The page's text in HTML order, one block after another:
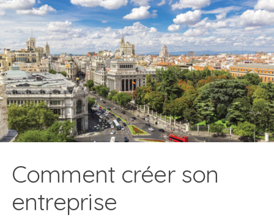
Comment créer son
entreprise